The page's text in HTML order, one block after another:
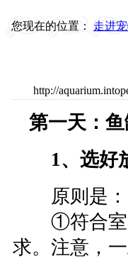
您现在的位置： 走进
http://
第一天：
1、选好
原则是：
①符合室
求。注意，